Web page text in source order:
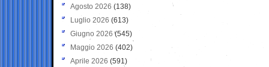
Agosto 2026 (138)
Luglio 2026 (613)
Giugno 2026 (545)
Maggio 2026 (402)
Aprile 2026 (591)